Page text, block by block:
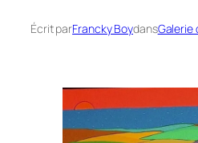
Écrit parFrancky BoydansGalerie